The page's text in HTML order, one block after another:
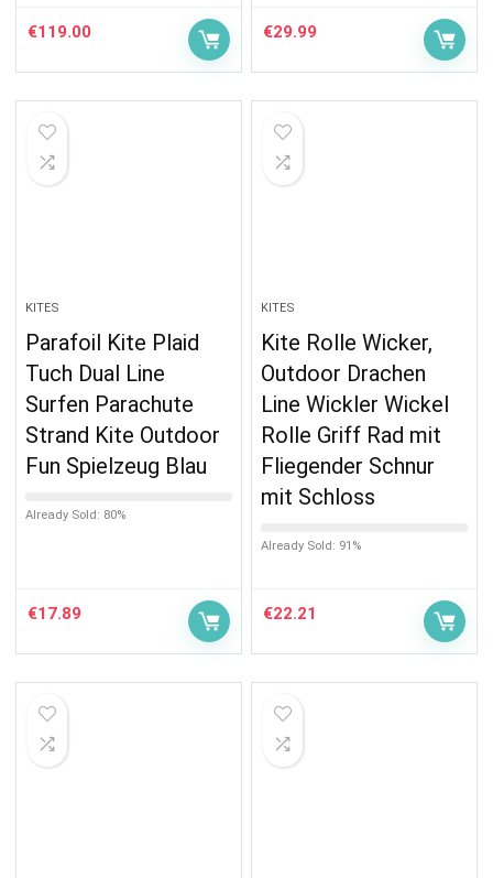
€119.00 €29.99
KITES
Parafoil Kite Plaid
Tuch Dual Line
Surfen Parachute
Strand Kite Outdoor
Fun Spielzeug Blau
Already Sold: 80%
€17.89
KITES
Kite Rolle Wicker,
Outdoor Drachen
Line Wickler Wickel
Rolle Griff Rad mit
Fliegender Schnur
mit Schloss
Already Sold: 91%
€22.21